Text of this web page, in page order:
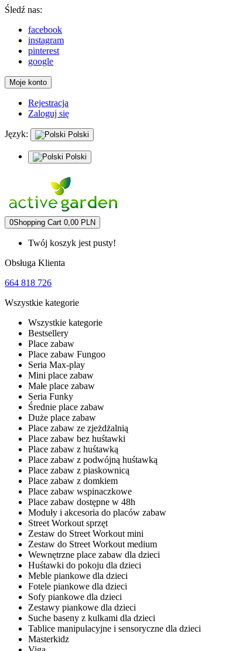
Śledź nas:
facebook
instagram
pinterest
google
Moje konto
Rejestracja
Zaloguj się
Język: Polski
Polski
0Shopping Cart 0,00 PLN
Twój koszyk jest pusty!
Obsługa Klienta
664 818 726
Wszystkie kategorie
Wszystkie kategorie
Bestsellery
Place zabaw
Place zabaw Fungoo
Seria Max-play
Mini place zabaw
Małe place zabaw
Seria Funky
Średnie place zabaw
Duże place zabaw
Place zabaw ze zjeżdżalnią
Place zabaw bez huśtawki
Place zabaw z huśtawką
Place zabaw z podwójną huśtawką
Place zabaw z piaskownicą
Place zabaw z domkiem
Place zabaw wspinaczkowe
Place zabaw dostępne w 48h
Moduły i akcesoria do placów zabaw
Street Workout sprzęt
Zestaw do Street Workout mini
Zestaw do Street Workout medium
Wewnętrzne place zabaw dla dzieci
Huśtawki do pokoju dla dzieci
Meble piankowe dla dzieci
Fotele piankowe dla dzieci
Sofy piankowe dla dzieci
Zestawy piankowe dla dzieci
Suche baseny z kulkami dla dzieci
Tablice manipulacyjne i sensoryczne dla dzieci
Masterkidz